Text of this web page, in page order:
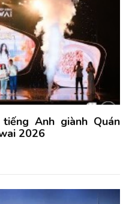
Anh giành Quán
2026